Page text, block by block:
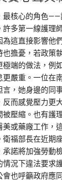
最核心的角色——
許多第一線護理
為這直接影響他
擔憂，若政策
極端的做法，例
更嚴重。一位在
，她身邊的同
而感覺壓力更
壓縮。也有護
美或藥廠工作，
福部長在近期
承諾將加強勞動
情況下違法要求
會也呼籲政府應